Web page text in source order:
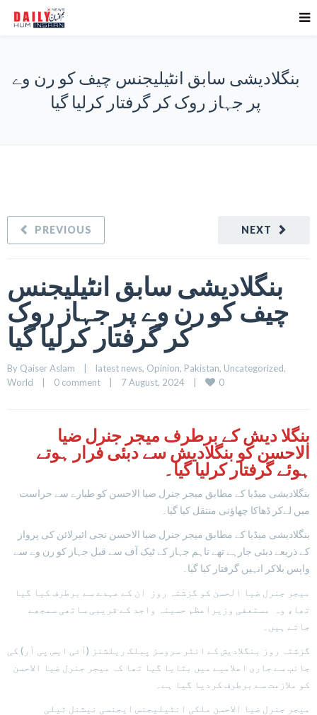
بنگلادیشی سابق انٹیلیجنس چیف کو رن وے
پر جہاز روک کر گرفتار کرلیا گیا
NEXT
PREVIOUS
بنگلادیشی سابق انٹیلیجنس
چیف کو رن وے پر جہاز روک
کر گرفتار کرلیا گیا
By Qaiser Aslam latest news, Opinion, Pakistan, Uncategorized
World
0 comment 7 August, 2024 0
بنگلا دیش کے برطرف میجر جنرل ضیا
الاحسن کو بنگلادیش سے دبئی فرار ہوتے
ہوئے گرفتار کرلیا گیا۔
بنگلادیشی میڈیا کے مطابق میجر جنرل ضیا الاحسن کو طیارے سے حراست
میں لےکر ڈھاکا چھاؤنی منتقل کیا گیا۔
بنگلادیشی میڈیا کے مطابق میجر جنرل ضیا الاحسن نجی ائیرلائن کی پرواز
کے ذریعے دبئی جارہے تھے تاہم جہاز کے ٹیک آف سے قبل جہاز کو رن وے سے
واپس بلاکر انہیں گرفتار کیا گیا۔
میجر جنرل ضیا الحسن کو گزشتہ روز ان کے عہدے سے برطرف کیا گیا
تھا، وہ مستعفی وزیراعظم حسینہ واجد کے قریبی ساتھی سمجھے
جاتے ہیں۔
گزشتہ روز بنگلادیش کے انٹر سروسز پبلک ریلشنز (آئی ایس پی آر) کی
جانب سے جاری اعلامیے میں بتایا گیا تھا کہ میجر جنرل ضیا الاحسن
کو ملازمت سے برطرف کردیا گیا ہے۔
میجر جنرل ضیا الاحسن ملکی انٹیلیجنس ایجنسی نیشنل ٹیلی